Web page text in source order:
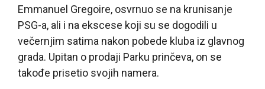
Emmanuel Gregoire, osvrnuo se na krunisanje
PSG-a, ali i na ekscese koji su se dogodili u
večernjim satima nakon pobede kluba iz glavnog
grada. Upitan o prodaji Parku prinčeva, on se
takođe prisetio svojih namera.